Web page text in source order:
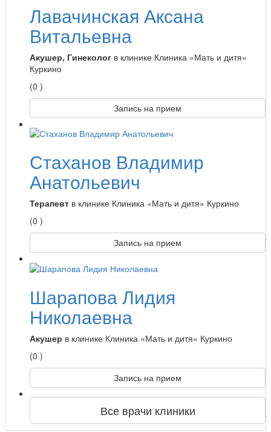
Лавачинская Аксана
Витальевна
Акушер, Гинеколог в клинике Клиника «Мать и дитя»
Куркино
(0 )
Запись на прием
Стаханов Владимир
Анатольевич
Терапевт в клинике Клиника «Мать и дитя» Куркино
(0 )
Запись на прием
Шарапова Лидия
Николаевна
Акушер в клинике Клиника «Мать и дитя» Куркино
(0 )
Запись на прием
Все врачи клиники